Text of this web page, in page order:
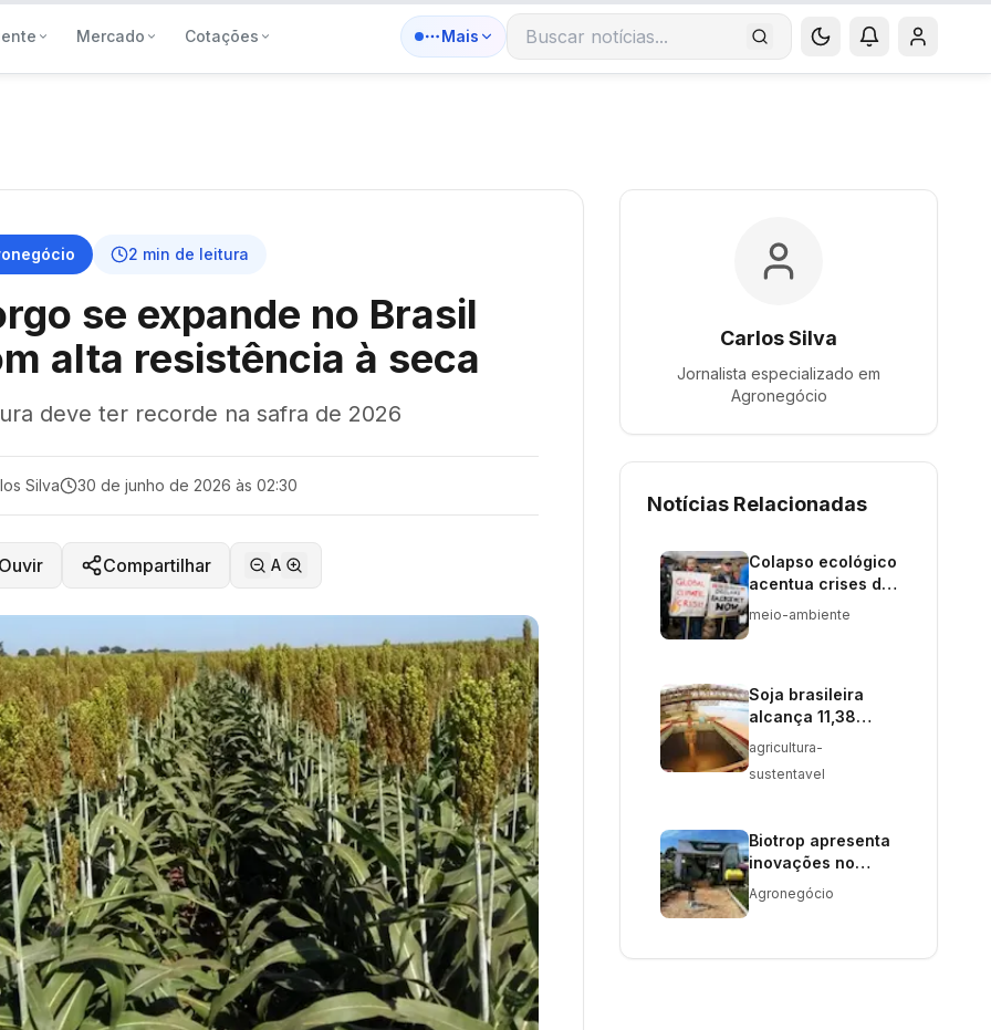
Mercado Cotações Mais
Buscar notícias
2 min de leitura
se expande no Brasil
alta resistência à seca
deve ter recorde na safra de 2026
Silva 30 de junho de 2026 às 02:30
Ouvir Compartilhar A
Carlos Silva
Jornalista especializado em
Agronegócio
Notícias Relacionadas
Colapso ecológico
acentua crises de
saúde global
meio-ambiente
Soja brasileira
alcança 11,38
milhões de
toneladas em maio
agricultura-
sustentavel
Biotrop apresenta
inovações no
Showtec 2026 em
Maracaju
Agronegócio